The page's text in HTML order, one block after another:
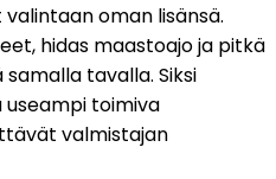
oman lisänsä.
hidas maastoajo ja pitkä
tavalla. Siksi
toimiva
valmistajan